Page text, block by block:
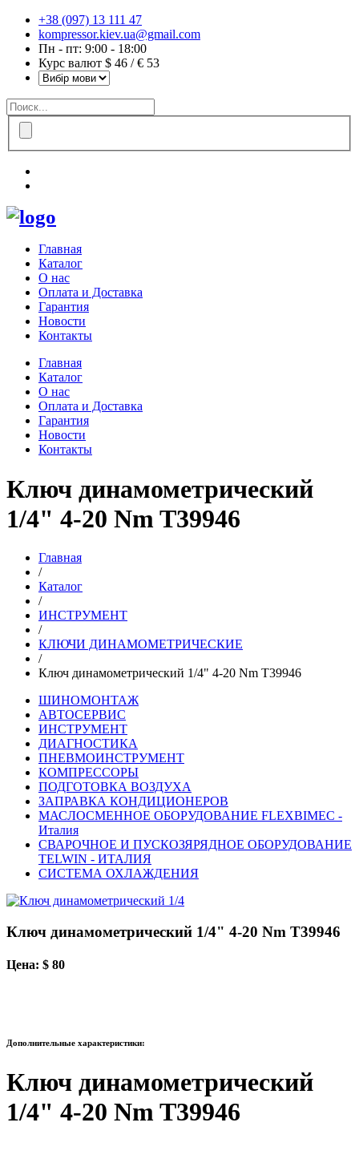
+38 (097) 13 111 47
kompressor.kiev.ua@gmail.com
Пн - пт: 9:00 - 18:00
Курс валют $ 46 / € 53
Главная
Каталог
О нас
Оплата и Доставка
Гарантия
Новости
Контакты
Главная
Каталог
О нас
Оплата и Доставка
Гарантия
Новости
Контакты
Ключ динамометрический
1/4" 4-20 Nm T39946
Главная
/
Каталог
/
ИНСТРУМЕНТ
/
КЛЮЧИ ДИНАМОМЕТРИЧЕСКИЕ
/
Ключ динамометрический 1/4" 4-20 Nm T39946
ШИНОМОНТАЖ
АВТОСЕРВИС
ИНСТРУМЕНТ
ДИАГНОСТИКА
ПНЕВМОИНСТРУМЕНТ
КОМПРЕССОРЫ
ПОДГОТОВКА ВОЗДУХА
ЗАПРАВКА КОНДИЦИОНЕРОВ
МАСЛОСМЕННОЕ ОБОРУДОВАНИЕ FLEXBIMEC -
Италия
СВАРОЧНОЕ И ПУСКОЗЯРЯДНОЕ ОБОРУДОВАНИЕ
TELWIN - ИТАЛИЯ
СИСТЕМА ОХЛАЖДЕНИЯ
Ключ динамометрический 1/4" 4-20 Nm T39946
Цена: $ 80
Дополнительные характеристики:
Ключ динамометрический
1/4" 4-20 Nm T39946